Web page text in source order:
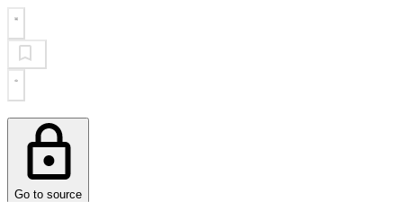
Go to source